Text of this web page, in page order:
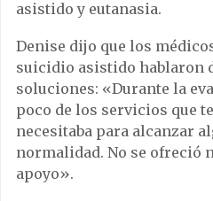
asistido y eutanasia.
Denise dijo que los
suicidio asistido hablaron
soluciones: «Durante la
poco de los servicios que
necesitaba para alcanzar
normalidad. No se ofreció
apoyo».